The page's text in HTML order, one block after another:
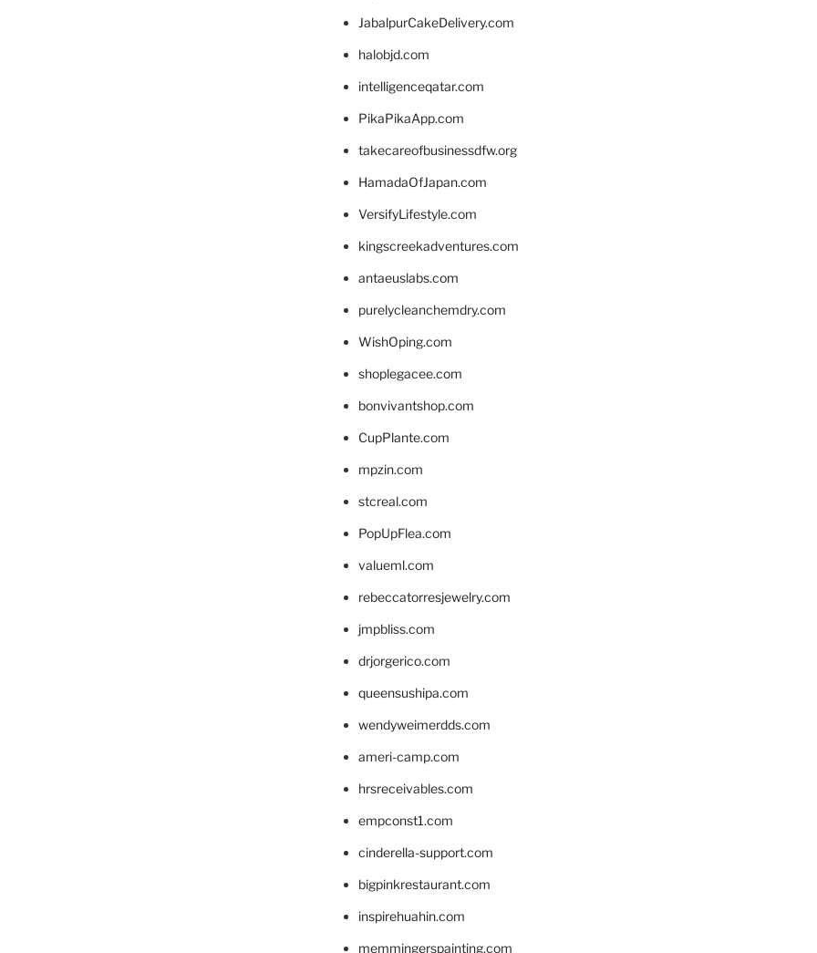
JabalpurCakeDelivery.com
halobjd.com
intelligenceqatar.com
PikaPikaApp.com
takecareofbusinessdfw.org
HamadaOfJapan.com
VersifyLifestyle.com
kingscreekadventures.com
antaeuslabs.com
purelycleanchemdry.com
WishOping.com
shoplegacee.com
bonvivantshop.com
CupPlante.com
mpzin.com
stcreal.com
PopUpFlea.com
valueml.com
rebeccatorresjewelry.com
jmpbliss.com
drjorgerico.com
queensushipa.com
wendyweimerdds.com
ameri-camp.com
hrsreceivables.com
empconst1.com
cinderella-support.com
bigpinkrestaurant.com
inspirehuahin.com
memmingerspainting.com